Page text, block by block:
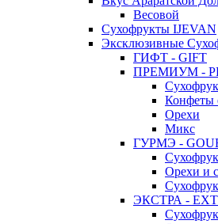
Весовой
Сухофрукты IJEVAN
Эксклюзивные
ГИФТ - GIFT
ПРЕМИУМ -
Конфеты
Орехи
Микс
ГУРМЭ -
Орехи и
ЭКСТРА -